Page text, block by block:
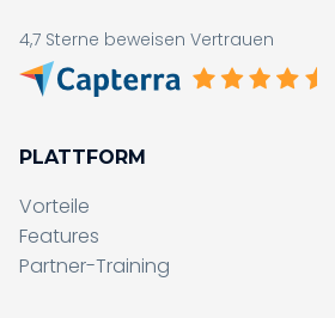
4,7 Sterne beweisen Vertrauen
PLATTFORM
Vorteile
Features
Partner-Training